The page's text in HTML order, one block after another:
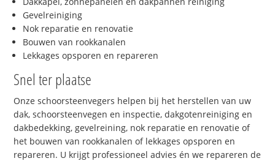
Gevelreiniging
Nok reparatie en renovatie
Bouwen van rookkanalen
Lekkages opsporen en repareren
Snel ter plaatse
Onze schoorsteenvegers helpen bij het herstellen van uw
dak, schoorsteenvegen en inspectie, dakgotenreiniging en
dakbedekking, gevelreining, nok reparatie en renovatie of
het bouwen van rookkanalen of lekkages opsporen en
repareren. U krijgt professioneel advies én we repareren de